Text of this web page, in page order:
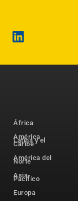
África
América
Latina y el
Caribe
América del
Norte
Asia-
Pacífico
Europa